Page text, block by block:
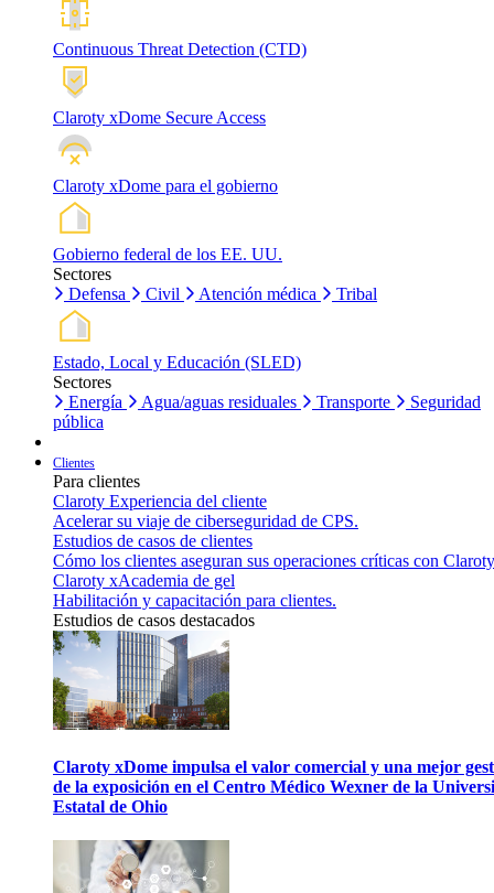
Continuous Threat Detection (CTD)
Claroty xDome Secure Access
Claroty xDome para el gobierno
Gobierno federal de los EE. UU.
Sectores
Defensa
Civil Atención médica Tribal
Estado, Local y Educación (SLED)
Sectores
Energía
Agua/aguas residuales Transporte
Seguridad
pública
Clientes
Para clientes
Claroty Experiencia del cliente
Acelerar su viaje de ciberseguridad de CPS.
Estudios de casos de clientes
Cómo los clientes aseguran sus operaciones críticas con
Claroty xAcademia de gel
Habilitación y capacitación para clientes.
Estudios de casos destacados
Claroty xDome impulsa el valor comercial y una mejor
de la exposición en el Centro Médico Wexner de la
Estatal de Ohio